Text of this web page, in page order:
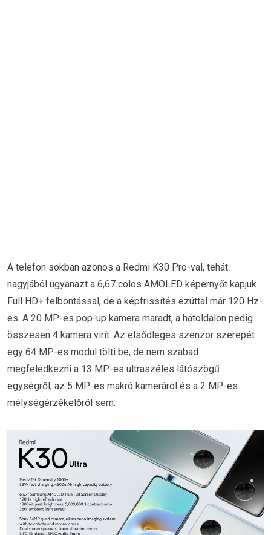
A telefon sokban azonos a Redmi K30 Pro-val, tehát
nagyjából ugyanazt a 6,67 colos AMOLED képernyőt kapjuk
Full HD+ felbontással, de a képfrissítés ezúttal már 120 Hz-
es. A 20 MP-es pop-up kamera maradt, a hátoldalon pedig
összesen 4 kamera virít. Az elsődleges szenzor szerepét
egy 64 MP-es modul tölti be, de nem szabad
megfeledkezni a 13 MP-es ultraszéles látószögű
egységről, az 5 MP-es makró kameráról és a 2 MP-es
mélységérzékelőről sem.